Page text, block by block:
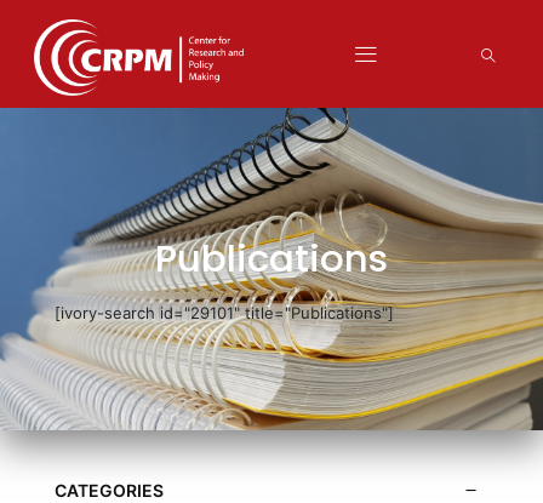
Publications
[ivory-search id="29101" title="Publications"]
CATEGORIES